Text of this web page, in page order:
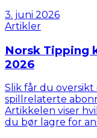
3. juni 2026
Artikler
Norsk Tipping
2026
Slik får du
spillrelaterte
Artikkelen viser
du bør lagre for